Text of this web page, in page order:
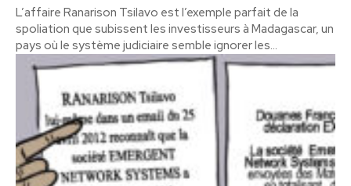
L’affaire Ranarison Tsilavo est l’exemple parfait de la
spoliation que subissent les investisseurs à Madagascar, un
pays où le système judiciaire semble ignorer les...